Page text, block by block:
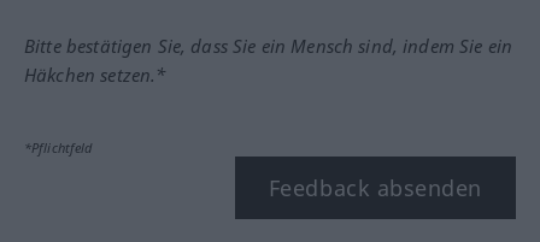
Bitte bestätigen Sie, dass Sie ein Mensch sind, indem Sie ein
Häkchen setzen.*
*Pflichtfeld
Feedback absenden